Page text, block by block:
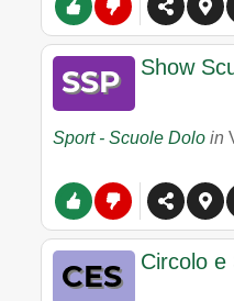
Show
Sport - Scuole Dolo in
Circolo e